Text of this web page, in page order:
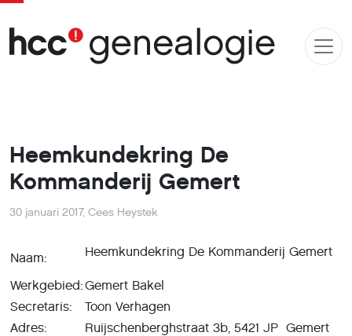
Heemkundekring De
Kommanderij Gemert
30 januari 2017, Cees Heystek
Naam: Heemkundekring De Kommanderij Gemert
Werkgebied:Gemert Bakel
Secretaris:
Toon Verhagen
Adres:
Ruijschenberghstraat 3b, 5421 JP Gemert